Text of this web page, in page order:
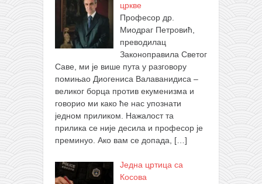
цркве
Професор др.
Миодраг Петровић,
преводилац
Законоправила Светог
Саве, ми је више пута у разговору
помињао Диогениса Валаванидиса –
великог борца против екуменизма и
говорио ми како ће нас упознати
једном приликом. Нажалост та
прилика се није десила и професор је
преминуо. Ако вам се допада, […]
Једна цртица са
Косова